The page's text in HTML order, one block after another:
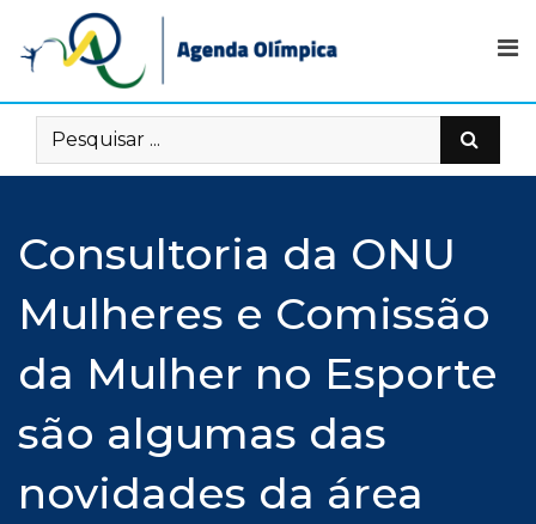
content
Consultoria da ONU
Mulheres e Comissão
da Mulher no Esporte
são algumas das
novidades da área